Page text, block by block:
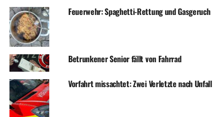
Feuerwehr: Spaghetti-Rettung und Gasgeruch
Betrunkener Senior fällt von Fahrrad
Vorfahrt missachtet: Zwei Verletzte nach Unfall